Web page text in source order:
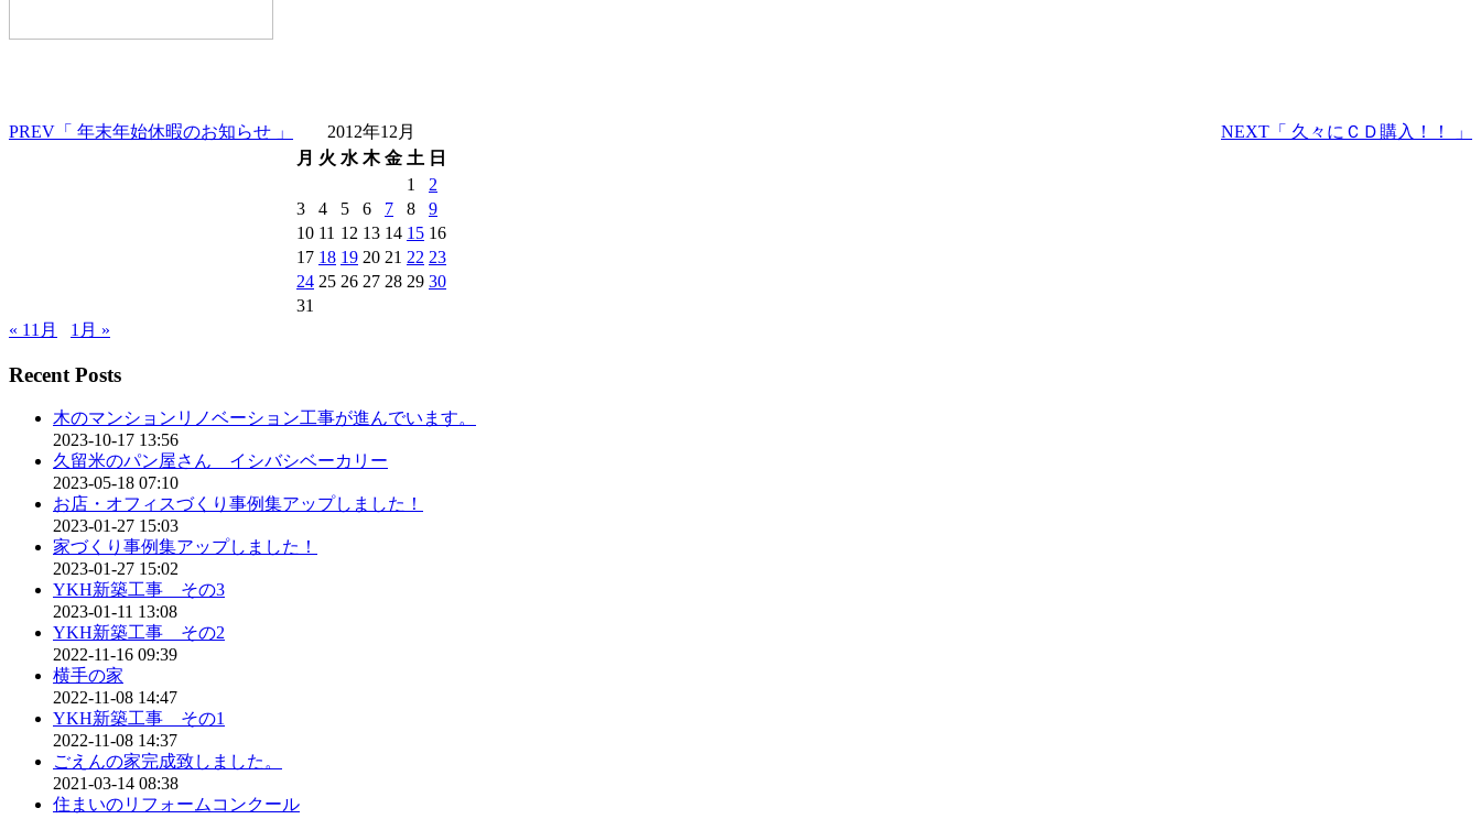
PREV 「 年末年始休暇のお知らせ 」 NEXT 「 久々にＣＤ購入！！ 」
2012年12月
月 火 水 木 金 土 日
1
2
3
4 5 6 7 8
9
10 11 12 13 14 15 16
17 18 19 20 21 22 23
24 25 26 27 28 29 30
31
« 11月
1月 »
Recent Posts
木のマンションリノベーション工事が進んでいます。
2023-10-17 13:56
久留米のパン屋さん イシバシベーカリー
2023-05-18 07:10
お店・オフィスづくり事例集アップしました！
2023-01-27 15:03
家づくり事例集アップしました！
2023-01-27 15:02
YKH新築工事 その3
2023-01-11 13:08
YKH新築工事 その2
2022-11-16 09:39
横手の家
2022-11-08 14:47
YKH新築工事 その1
2022-11-08 14:37
ごえんの家完成致しました。
2021-03-14 08:38
住まいのリフォームコンクール